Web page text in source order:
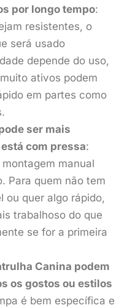
por longo tempo:
resistentes, o
será usado
depende do uso,
ativos podem
em partes como
ser mais
com pressa:
manual
Para quem não tem
ou quer algo rápido,
trabalhoso do que
se for a primeira
Canina podem
os gostos ou estilos
é bem específica e